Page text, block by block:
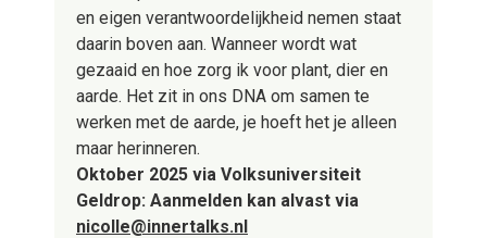
en eigen verantwoordelijkheid nemen staat
daarin boven aan. Wanneer wordt wat
gezaaid en hoe zorg ik voor plant, dier en
aarde. Het zit in ons DNA om samen te
werken met de aarde, je hoeft het je alleen
maar herinneren.
Oktober 2025 via Volksuniversiteit
Geldrop: Aanmelden kan alvast via
nicolle@innertalks.nl